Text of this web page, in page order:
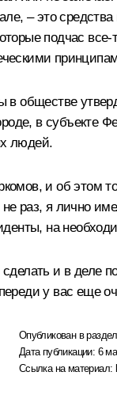
– это
подчас
обществе
в
людей.
и об этом
раз, я лично
на
и в деле
у вас еще
Опубликован в
Дата публикации: 6
Ссылка на материал: